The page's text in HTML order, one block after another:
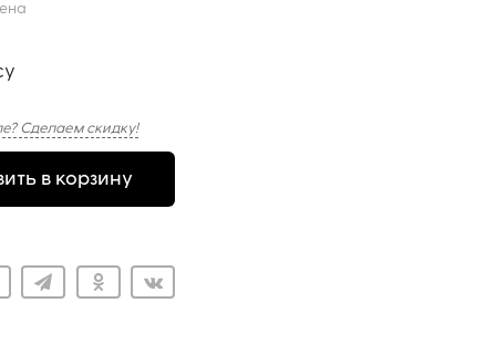
Сделаем скидку!
в корзину